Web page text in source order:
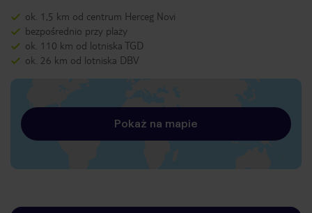
ok. 1,5 km od centrum Herceg Novi
bezpośrednio przy plaży
ok. 110 km od lotniska TGD
ok. 26 km od lotniska DBV
Pokaż na mapie